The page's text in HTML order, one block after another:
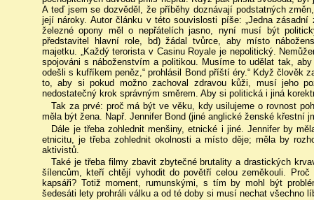
A teď jsem se dozvěděl, že příběhy doznávají podstatných
její nároky. Autor článku v této souvislosti píše: „Jedna
železné opony měl o nepřátelích jasno, nyní musí být
představitel hlavní role, bd) žádal tvůrce, aby místo
majetku. „Každý terorista v Casinu Royale je nepolitický.
spojováni s náboženstvím a politikou. Musíme to udělat tak,
odešli s kufříkem peněz,“ prohlásil Bond příští éry.“ Když člověk
to, aby si pokud možno zachoval zdravou kůži, musí jeho
nedostatečný krok správným směrem. Aby si politická i jiná
Tak za prvé: proč má být ve věku, kdy usilujeme o rovnost
měla být žena. Např. Jennifer Bond (jiné anglické ženské křestní
Dále je třeba zohlednit menšiny, etnické i jiné. Jennifer by
etnicitu, je třeba zohlednit okolnosti a místo děje; měla by
aktivistů.
Také je třeba filmy zbavit zbytečné brutality a drastických
šílencům, kteří chtějí vyhodit do povětří celou zeměkouli.
kapsáři? Totiž moment, rumunskými, s tím by mohl být
šedesáti lety prohráli válku a od té doby si musí nechat všechno